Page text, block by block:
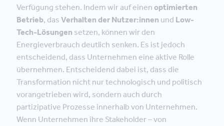
Verfügung stehen. Indem wir auf einen optimierten
Betrieb, das Verhalten der Nutzer:innen und Low-
Tech-Lösungen setzen, können wir den
Energieverbrauch deutlich senken. Es ist jedoch
entscheidend, dass Unternehmen eine aktive Rolle
übernehmen. Entscheidend dabei ist, dass die
Transformation nicht nur technologisch und politisch
vorangetrieben wird, sondern auch durch
partizipative Prozesse innerhalb von Unternehmen.
Wenn Unternehmen ihre Stakeholder – von